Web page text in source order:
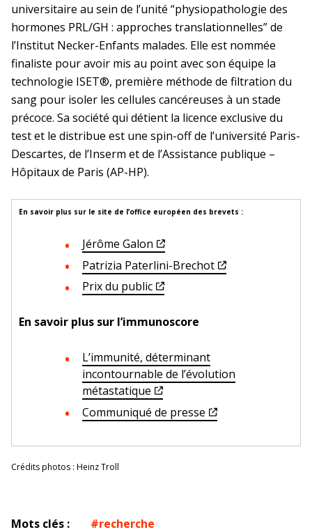
universitaire au sein de l’unité “physiopathologie des
hormones PRL/GH : approches translationnelles” de
l’Institut Necker-Enfants malades. Elle est nommée
finaliste pour avoir mis au point avec son équipe la
technologie ISET®, première méthode de filtration du
sang pour isoler les cellules cancéreuses à un stade
précoce. Sa société qui détient la licence exclusive du
test et le distribue est une spin-off de l’université Paris-
Descartes, de l’Inserm et de l’Assistance publique –
Hôpitaux de Paris (AP-HP).
En savoir plus sur le site de l’office européen des brevets :
Jérôme Galon
Patrizia Paterlini-Brechot
Prix du public
En savoir plus sur l’immunoscore
L’immunité, déterminant
incontournable de l’évolution
métastatique
Communiqué de presse
Crédits photos : Heinz Troll
Mots clés : recherche